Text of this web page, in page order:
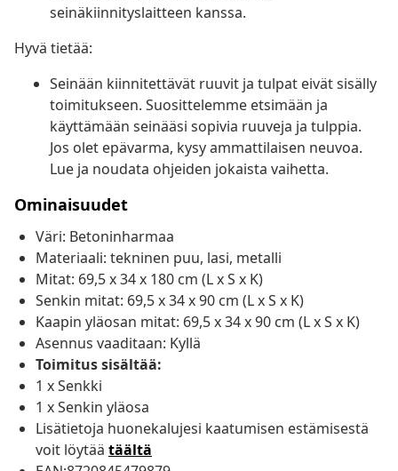
seinäkiinnityslaitteen kanssa.
Hyvä tietää:
Seinään kiinnitettävät ruuvit ja tulpat eivät sisälly
toimitukseen. Suosittelemme etsimään ja
käyttämään seinääsi sopivia ruuveja ja tulppia.
Jos olet epävarma, kysy ammattilaisen neuvoa.
Lue ja noudata ohjeiden jokaista vaihetta.
Ominaisuudet
Väri: Betoninharmaa
Materiaali: tekninen puu, lasi, metalli
Mitat: 69,5 x 34 x 180 cm (L x S x K)
Senkin mitat: 69,5 x 34 x 90 cm (L x S x K)
Kaapin yläosan mitat: 69,5 x 34 x 90 cm (L x S x K)
Asennus vaaditaan: Kyllä
Toimitus sisältää:
1 x Senkki
1 x Senkin yläosa
Lisätietoja huonekalujesi kaatumisen estämisestä
voit löytää täältä